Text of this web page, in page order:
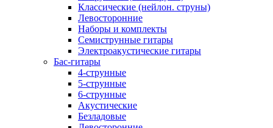
Классические (нейлон. струны)
Левосторонние
Наборы и комплекты
Семиструнные гитары
Электроакустические гитары
Бас-гитары
4-струнные
5-струнные
6-струнные
Акустические
Безладовые